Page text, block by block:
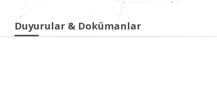
Duyurular & Dokümanlar